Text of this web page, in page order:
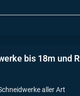
bis 18m und
aller Art